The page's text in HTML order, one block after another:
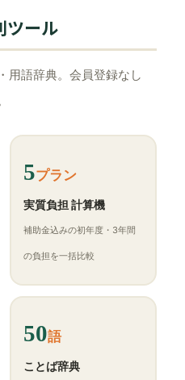
ツール
用語辞典。会員登録なし
5プラン
実質負担 計算機
補助金込みの初年度・3年間
の負担を一括比較
50語
ことば辞典